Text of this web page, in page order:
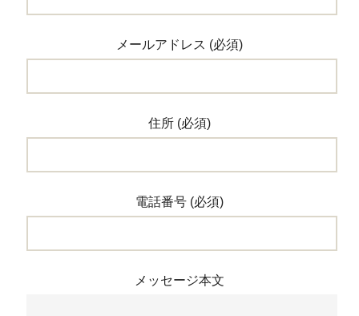
ーーーー
つなすみチャンネル
■家族6人で移住した生活の様子
■雪国での冬の生活→1年目はとにかく大雪で大騒ぎ！2
年目は除雪隊を追っかけ！
■季節の様子→雪解けからグリーンシーズン、紅葉など
■観光地へ→河岸段丘や苗場山麓ジオパークのこと
シヒカリなど
■イベントや地域行事→主催の想いや継承すべき伝統行
メールアドレス (必須)
住所 (必須)
電話番号 (必須)
メッセージ本文